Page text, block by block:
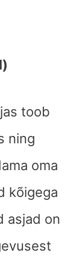
toob
ning
oma
kõigega
asjad on